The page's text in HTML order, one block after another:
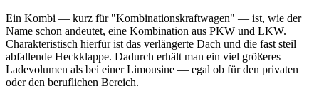
Ein Kombi — kurz für "Kombinationskraftwagen" — ist, wie der
Name schon andeutet, eine Kombination aus PKW und LKW.
Charakteristisch hierfür ist das verlängerte Dach und die fast steil
abfallende Heckklappe. Dadurch erhält man ein viel größeres
Ladevolumen als bei einer Limousine — egal ob für den privaten
oder den beruflichen Bereich.